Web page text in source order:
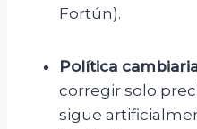
Fortún).
Política
corregir solo
sigue